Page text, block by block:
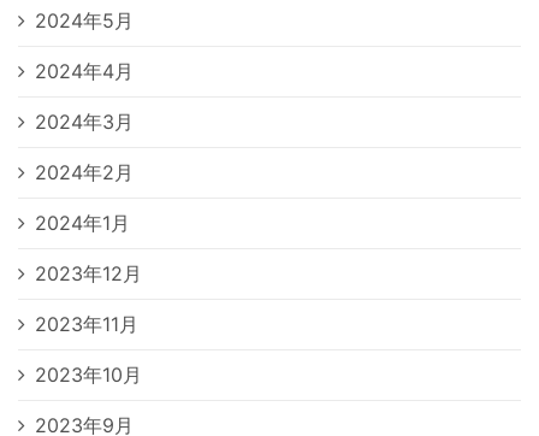
2024年5月
2024年4月
2024年3月
2024年2月
2024年1月
2023年12月
2023年11月
2023年10月
2023年9月